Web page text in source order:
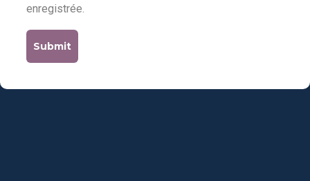
enregistrée.